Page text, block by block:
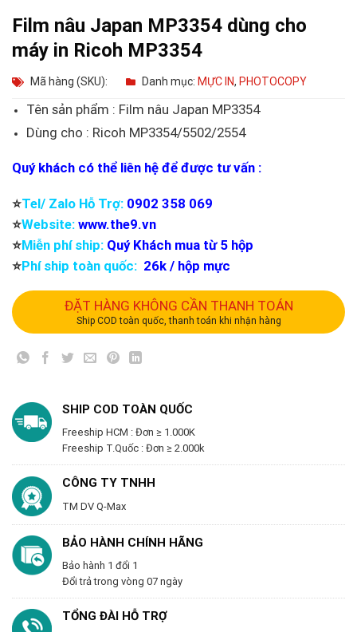
Film nâu Japan MP3354 dùng cho
máy in Ricoh MP3354
Mã hàng (SKU): Danh mục: MỰC IN, PHOTOCOPY
Tên sản phẩm : Film nâu Japan MP3354
Dùng cho : Ricoh MP3354/5502/2554
Quý khách có thể liên hệ để được tư vấn :
⭐️Tel/ Zalo Hỗ Trợ: 0902 358 069
⭐️Website: www.the9.vn
⭐️Miễn phí ship: Quý Khách mua từ 5 hộp
⭐️Phí ship toàn quốc: 26k / hộp mực
ĐẶT HÀNG KHÔNG CẦN THANH TOÁN
Ship COD toàn quốc, thanh toán khi nhận hàng
SHIP COD TOÀN QUỐC
Freeship HCM : Đơn ≥ 1.000K
Freeship T.Quốc : Đơn ≥ 2.000k
CÔNG TY TNHH
TM DV Q-Max
BẢO HÀNH CHÍNH HÃNG
Bảo hành 1 đổi 1
Đổi trả trong vòng 07 ngày
TỔNG ĐÀI HỖ TRỢ